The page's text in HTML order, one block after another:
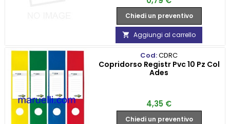
Chiedi un preventivo
 Aggiungi al carrello
Cod:CDRC
Copridorso Registr Pvc 10 Pz Col
Ades
Prezzo
4,35 €
Chiedi un preventivo